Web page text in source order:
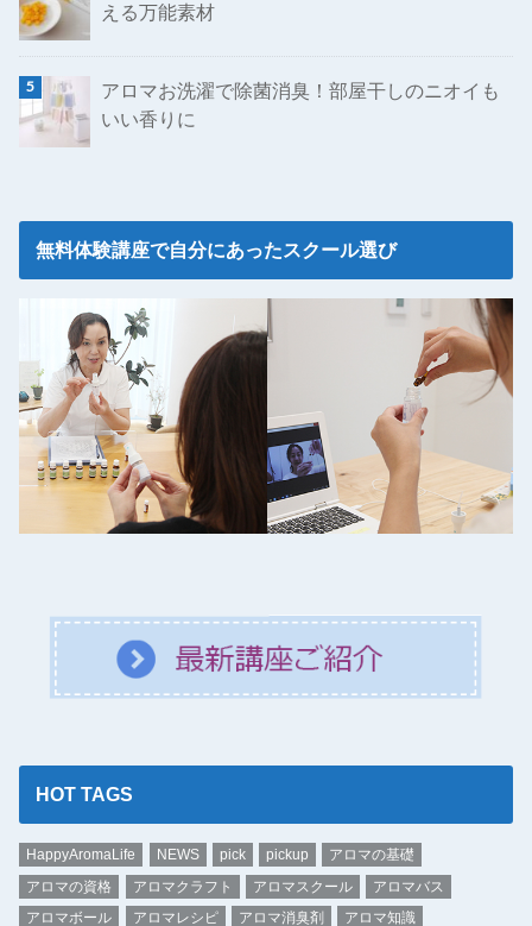
える万能素材
アロマお洗濯で除菌消臭！部屋干しのニオイも
いい香りに
無料体験講座で自分にあったスクール選び
HOT TAGS
HappyAromaLife NEWS pick pickup
アロマの基礎
アロマの資格
アロマクラフト アロマスクール
アロマバス
アロマボール
アロマレシピ アロマ消臭剤
アロマ知識